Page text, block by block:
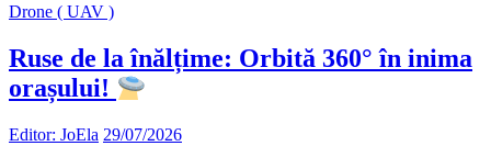
Drone ( UAV )
Ruse de la înălțime: Orbită 360° în inima
orașului!
Editor: JoEla 29/07/2026